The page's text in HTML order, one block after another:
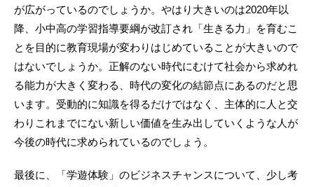
が広がっているのでしょうか。やはり大きいのは2020年以
降、小中高の学習指導要綱が改訂され「生きる力」を育むこ
とを目的に教育現場が変わりはじめていることが大きいので
はないでしょうか。正解のない時代にむけて社会から求めれ
る能力が大きく変わる、時代の変化の結節点にあるのだと思
います。受動的に知識を得るだけではなく、主体的に人と交
わりこれまでにない新しい価値を生み出していくような人が
今後の時代に求められているのでしょう。
最後に、「学遊体験」のビジネスチャンスについて、少し考